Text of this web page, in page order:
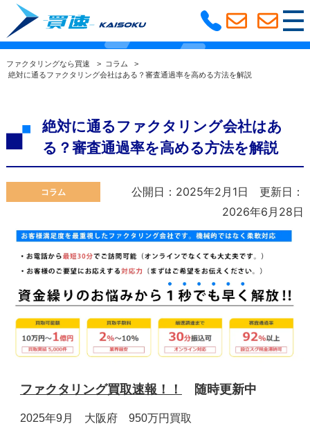
ファクタリングコラム サービス紹介
お電話でのお問合せ
受付時間 9:00～19:00(土日祝除く)
0120-160-128
メールでのお問合せ
24時間受付
ファクタリングコラム
ファクタリングなら買速 > コラム
>
絶対に通るファクタリング会社はある？審査通過率を高める方法を解説
絶対に通るファクタリング会社はあ
る？審査通過率を高める方法を解説
コラム 公開日：2025年2月1日
更新日：
2026年6月28日
ファクタリング買取速報！！ 随時更新中
2025年9月 大阪府 950万円買取